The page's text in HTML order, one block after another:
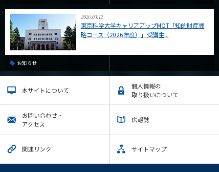
2026.03.12
東京科学大学キャリアアップMOT「知的財産戦
略コース（2026年度）」受講生...
お知らせ
本サイトについて
個人情報の
取り扱いについて
お問い合わせ・
アクセス
広報誌
関連リンク サイトマップ